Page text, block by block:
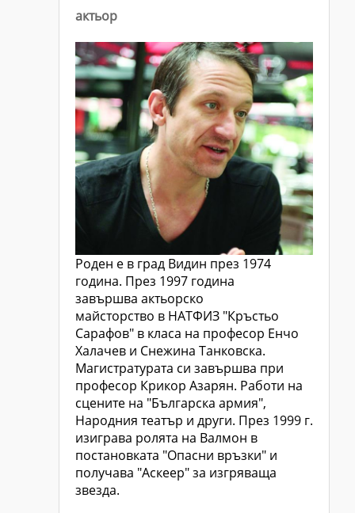
актьор
Роден е в град Видин през 1974
година. През 1997 година
завършва актьорско
майсторство в НАТФИЗ "Кръстьо
Сарафов" в класа на професор Енчо
Халачев и Снежина Танковска.
Магистратурата си завършва при
професор Крикор Азарян. Работи на
сцените на "Българска армия",
Народния театър и други. През 1999 г.
изиграва ролята на Валмон в
постановката "Опасни връзки" и
получава "Аскеер" за изгряваща
звезда.